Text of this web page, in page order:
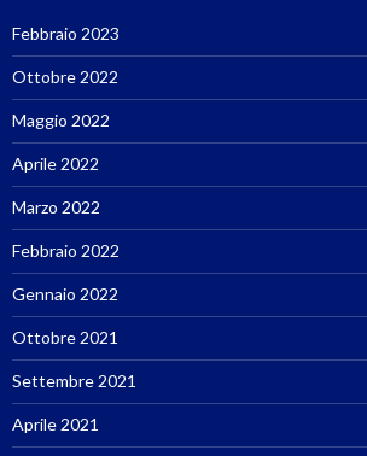
Febbraio 2023
Ottobre 2022
Maggio 2022
Aprile 2022
Marzo 2022
Febbraio 2022
Gennaio 2022
Ottobre 2021
Settembre 2021
Aprile 2021